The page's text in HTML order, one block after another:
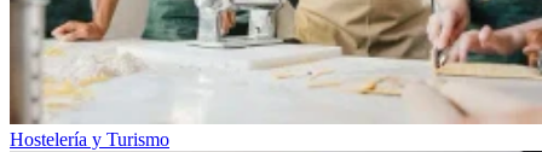
Hostelería y Turismo